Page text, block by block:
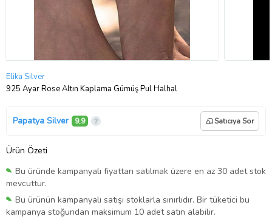
Elika Silver
925 Ayar Rose Altın Kaplama Gümüş Pul Halhal
Papatya Silver 9,9 Satıcıya Sor
Ürün Özeti
Bu üründe kampanyalı fiyattan satılmak üzere en az 30 adet stok
mevcuttur.
Bu ürünün kampanyalı satışı stoklarla sınırlıdır. Bir tüketici bu
kampanya stoğundan maksimum 10 adet satın alabilir.